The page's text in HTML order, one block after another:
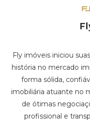
Fly imóveis iniciou
história no mercado
forma sólida,
imobiliária atuante no
de ótimas
profissional e